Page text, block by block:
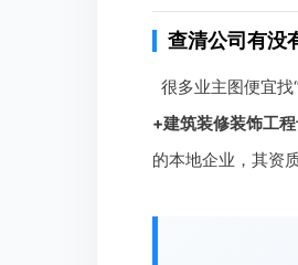
查清公司有没
很多业主图便宜
+建筑装修装饰工
的本地企业，其资